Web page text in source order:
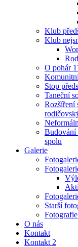
Klub
Klub
O pohár
Stop
Taneční
Rozšíření
Budování
spolu
Galerie
Starší
O nás
Kontakt
Kontakt 2